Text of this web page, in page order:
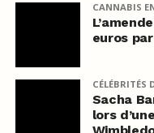
CANNABIS
euros
CÉLÉBRITÉS
Sacha
lors